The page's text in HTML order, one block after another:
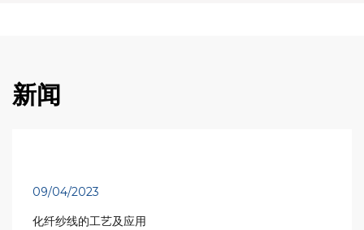
新闻
09/04/2023
化纤纱线的工艺及应用